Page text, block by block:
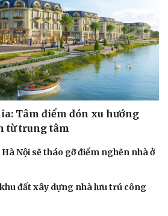
Tâm điểm đón xu hướng
từ trung tâm
Nội sẽ tháo gỡ điểm nghẽn nhà ở
đất xây dựng nhà lưu trú công